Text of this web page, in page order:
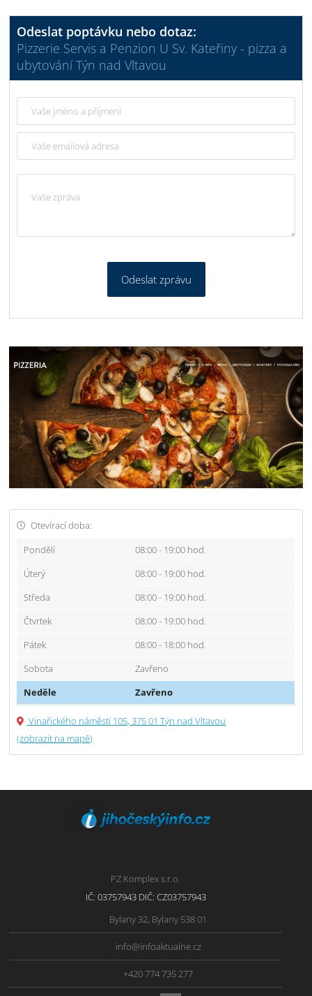
Odeslat poptávku nebo dotaz:
Pizzerie Servis a Penzion U Sv. Kateřiny - pizza a
ubytování Týn nad Vltavou
Odeslat zprávu
Otevírací doba:
Pondělí
08:00 - 19:00 hod.
Úterý
08:00 - 19:00 hod.
Středa
08:00 - 19:00 hod.
Čtvrtek
08:00 - 19:00 hod.
Pátek
08:00 - 18:00 hod.
Sobota
Zavřeno
Neděle
Zavřeno
Vinařického náměstí 105, 375 01 Týn nad Vltavou
(zobrazit na mapě)
PZ Komplex s.r.o.
IČ: 03757943 DIČ: CZ03757943
Bylany 32, Bylany 538 01
info@infoaktualne.cz
+420 774 735 277